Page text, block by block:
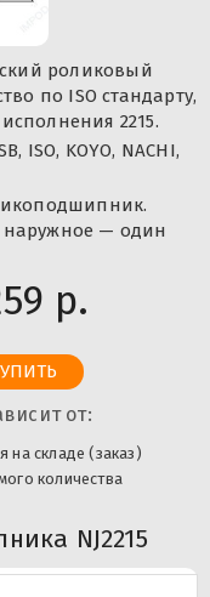
роликовый
по ISO стандарту,
2215.
ISO, KOYO, NACHI,
наружное — один
р.
от:
на складе (заказ)
количества
NJ2215